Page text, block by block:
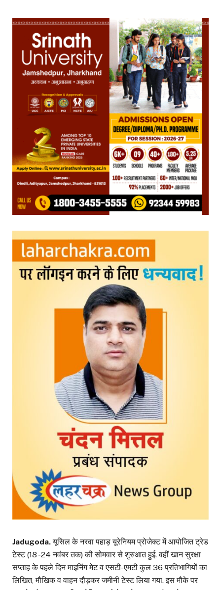
Jadugoda.यूसिल के नरवा पहाड़ यूरेनियम प्रोजेक्ट में आयोजित ट्रेड
टेस्ट (18 -24 नवंबर तक) की सोमवार से शुरुआत हुई. वहीं खान सुरक्षा
सप्ताह के पहले दिन माइनिंग मेट व एसटी-एमटी कुल 36 प्रतिभागियों का
लिखित, मौखिक व वाहन दौड़कर जमीनी टेस्ट लिया गया. इस मौके पर